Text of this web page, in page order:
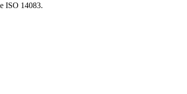
ISO 14083.